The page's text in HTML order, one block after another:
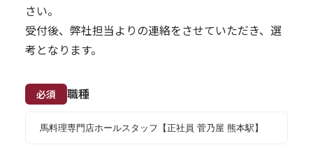
さい。
受付後、弊社担当よりの連絡をさせていただき、選
考となります。
職種
必須